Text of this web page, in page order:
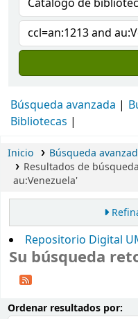
Búsqueda avanzada
Bibliotecas
Inicio
Búsqueda
Resultados de
au:Venezuela'
Repositorio Digital
Su búsqueda
Ordenar resultados por: